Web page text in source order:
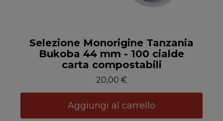
Anteprima
Selezione Monorigine Tanzania
Bukoba 44 mm - 100 cialde
carta compostabili
20,00 €
Aggiungi al carrello